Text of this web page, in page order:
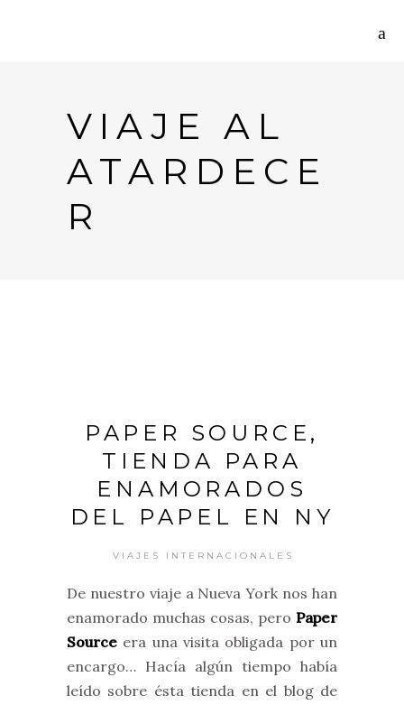
VIAJE AL
ATARDECE
R
PAPER SOURCE,
TIENDA PARA
ENAMORADOS
DEL PAPEL EN NY
VIAJES INTERNACIONALES
De nuestro viaje a Nueva York nos han
enamorado muchas cosas, pero Paper
Source era una visita obligada por un
encargo… Hacía algún tiempo había
leído sobre ésta tienda en el blog de